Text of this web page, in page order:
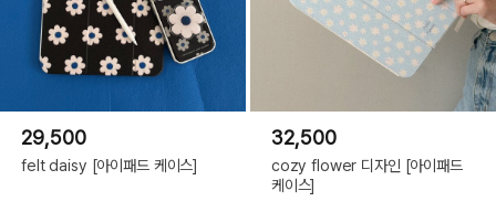
29,500
felt daisy [아이패드 케이스]
32,500
cozy flower 디자인 [아이패드
케이스]